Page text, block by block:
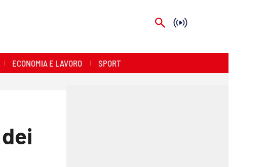
ECONOMIA E LAVORO SPORT